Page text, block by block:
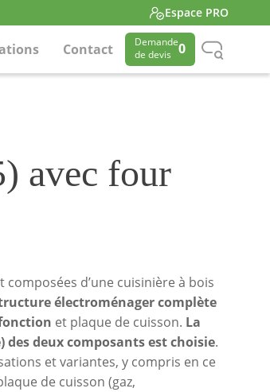
Espace PRO
Contact
Demande
de devis 0
avec four
d’une cuisinière à bois
électroménager complète
et plaque de cuisson. La
deux composants est choisie.
et variantes, y compris en ce
de cuisson (gaz,